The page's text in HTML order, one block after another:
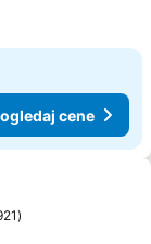
cene